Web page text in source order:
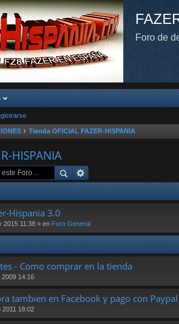
Foro de
Tienda OFICIAL FAZER-HISPANIA
HISPANIA
Hispania 3.0
2015 11:38 » en Foro General
- Como comprar en la tienda
2009 14:16
tambien en Facebook y pago con Paypal
2011 18:02